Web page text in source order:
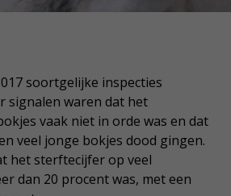
soortgelijke inspecties
signalen waren dat het
vaak niet in orde was en dat
veel jonge bokjes dood gingen.
het sterftecijfer op veel
dan 20 procent was, met een